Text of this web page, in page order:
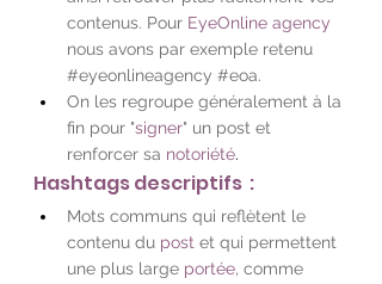
contenus. Pour EyeOnline agency
nous avons par exemple retenu
#eyeonlineagency #eoa.
On les regroupe généralement à la
fin pour "signer" un post et
renforcer sa notoriété.
Hashtags descriptifs  :
Mots communs qui reflètent le
contenu du post et qui permettent
une plus large portée, comme